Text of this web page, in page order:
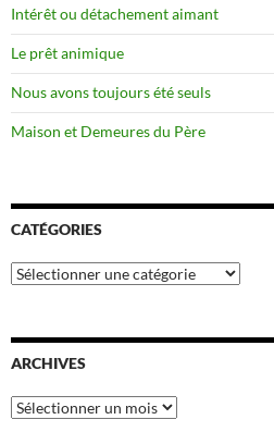
Intérêt ou détachement aimant
Le prêt animique
Nous avons toujours été seuls
Maison et Demeures du Père
CATÉGORIES
Catégories
ARCHIVES
Archives